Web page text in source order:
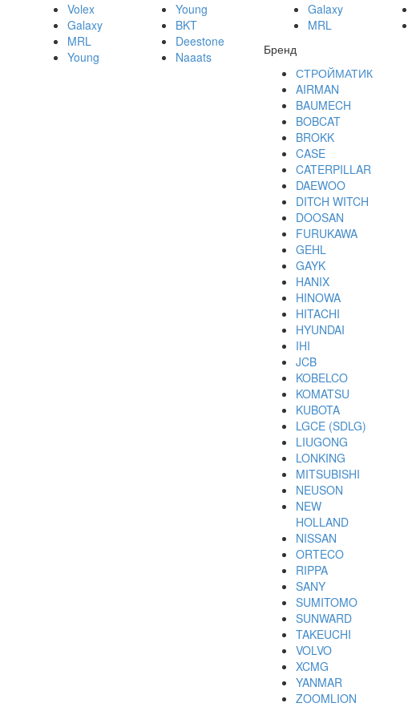
Volex
Galaxy
MRL
Young
Young
BKT
Deestone
Naaats
Galaxy
MRL
Бренд
СТРОЙМАТИК
AIRMAN
BAUMECH
BOBCAT
BROKK
CASE
CATERPILLAR
DAEWOO
DITCH WITCH
DOOSAN
FURUKAWA
GEHL
GAYK
HANIX
HINOWA
HITACHI
HYUNDAI
IHI
JCB
KOBELCO
KOMATSU
KUBOTA
LGCE (SDLG)
LIUGONG
LONKING
MITSUBISHI
NEUSON
NEW
HOLLAND
NISSAN
ORTECO
RIPPA
SANY
SUMITOMO
SUNWARD
TAKEUCHI
VOLVO
XCMG
YANMAR
ZOOMLION